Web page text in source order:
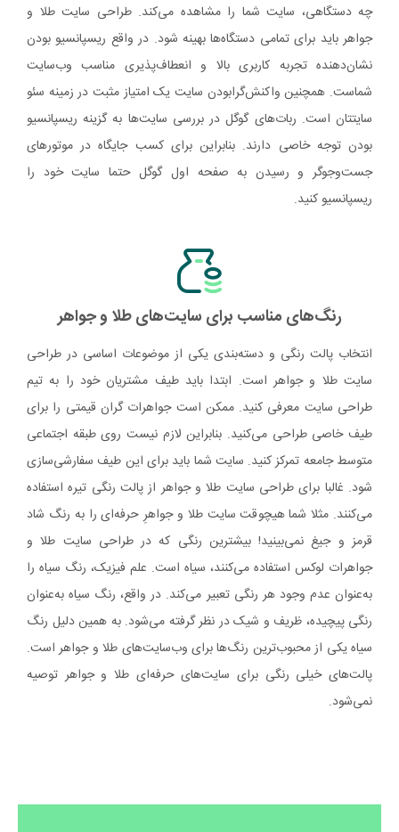
چه دستگاهی، سایت شما را مشاهده می‌کند. طراحی سایت طلا و
جواهر باید برای تمامی دستگاه‌ها بهینه شود. در واقع ریسپانسیو بودن
نشان‌دهنده تجربه کاربری بالا و انعطاف‌پذیری مناسب وب‌سایت
شماست. همچنین واکنش‌گرابودن سایت یک امتیاز مثبت در زمینه سئو
سایتتان است. ربات‌های گوگل در بررسی سایت‌ها به گزینه ریسپانسیو
بودن توجه خاصی دارند. بنابراین برای کسب جایگاه در موتورهای
جست‌وجوگر و رسیدن به صفحه اول گوگل حتما سایت خود را
ریسپانسیو کنید.
رنگ‌های مناسب برای سایت‌های طلا و جواهر
انتخاب پالت رنگی و دسته‌بندی یکی از موضوعات اساسی در طراحی
سایت طلا و جواهر است. ابتدا باید طیف مشتریان خود را به تیم
طراحی سایت معرفی کنید. ممکن است جواهرات گران قیمتی را برای
طیف خاصی طراحی می‌کنید. بنابراین لازم نیست روی طبقه اجتماعی
متوسط جامعه تمرکز کنید. سایت شما باید برای این طیف سفارشی‌سازی
شود. غالبا برای طراحی سایت طلا و جواهر از پالت رنگی تیره استفاده
می‌کنند. مثلا شما هیچوقت سایت طلا و جواهرِ حرفه‌ای را به رنگ شاد
قرمز و جیغ نمی‌بینید! بیشترین رنگی که در طراحی سایت طلا و
جواهرات لوکس استفاده می‌کنند، سیاه است. علم فیزیک، رنگ سیاه را
به‌عنوان عدم وجود هر رنگی تعبیر می‌کند. در واقع، رنگ سیاه به‌عنوان
رنگی پیچیده، ظریف و شیک در نظر گرفته می‌شود. به همین دلیل رنگ
سیاه یکی از محبوب‌ترین رنگ‌ها برای وب‌سایت‌های طلا و جواهر است.
پالت‌های خیلی رنگی برای سایت‌های حرفه‌ای طلا و جواهر توصیه
نمی‌شود.